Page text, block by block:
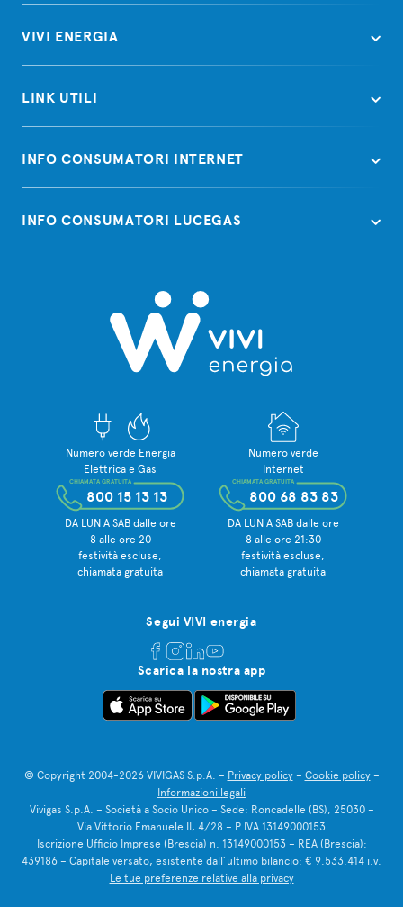
VIVI ENERGIA
LINK UTILI
INFO CONSUMATORI INTERNET
INFO CONSUMATORI LUCEGAS
Numero verde Energia
Elettrica e Gas
800 15 13 13
CHIAMATA GRATUITA
DA LUN A SAB dalle ore
8 alle ore 20
festività escluse,
chiamata gratuita
Numero verde
Internet
800 68 83 83
CHIAMATA GRATUITA
DA LUN A SAB dalle ore
8 alle ore 21:30
festività escluse,
chiamata gratuita
Segui VIVI energia
Scarica la nostra app
© Copyright 2004-2026 VIVIGAS S.p.A. – Privacy policy– Cookie policy–
Informazioni legali
Vivigas S.p.A. – Società a Socio Unico – Sede: Roncadelle (BS), 25030 –
Via Vittorio Emanuele II, 4/28 – P IVA 13149000153
Iscrizione Ufficio Imprese (Brescia) n. 13149000153 – REA (Brescia):
439186 – Capitale versato, esistente dall’ultimo bilancio: € 9.533.414 i.v.
Le tue preferenze relative alla privacy